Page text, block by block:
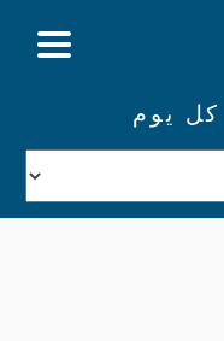
كل يوم